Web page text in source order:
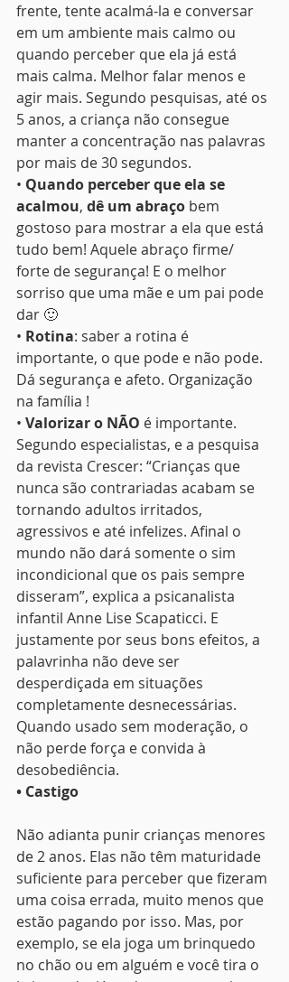
frente, tente acalmá-la e conversar
em um ambiente mais calmo ou
quando perceber que ela já está
mais calma. Melhor falar menos e
agir mais. Segundo pesquisas, até os
5 anos, a criança não consegue
manter a concentração nas palavras
por mais de 30 segundos.
• Quando perceber que ela se
acalmou, dê um abraço bem
gostoso para mostrar a ela que está
tudo bem! Aquele abraço firme/
forte de segurança! E o melhor
sorriso que uma mãe e um pai pode
dar 🙂
• Rotina: saber a rotina é
importante, o que pode e não pode.
Dá segurança e afeto. Organização
na família !
• Valorizar o NÃO é importante.
Segundo especialistas, e a pesquisa
da revista Crescer: “Crianças que
nunca são contrariadas acabam se
tornando adultos irritados,
agressivos e até infelizes. Afinal o
mundo não dará somente o sim
incondicional que os pais sempre
disseram”, explica a psicanalista
infantil Anne Lise Scapaticci. E
justamente por seus bons efeitos, a
palavrinha não deve ser
desperdiçada em situações
completamente desnecessárias.
Quando usado sem moderação, o
não perde força e convida à
desobediência.
• Castigo
Não adianta punir crianças menores
de 2 anos. Elas não têm maturidade
suficiente para perceber que fizeram
uma coisa errada, muito menos que
estão pagando por isso. Mas, por
exemplo, se ela joga um brinquedo
no chão ou em alguém e você tira o